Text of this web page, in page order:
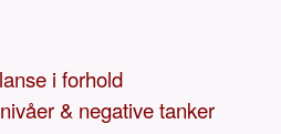
i forhold
& negative tanker